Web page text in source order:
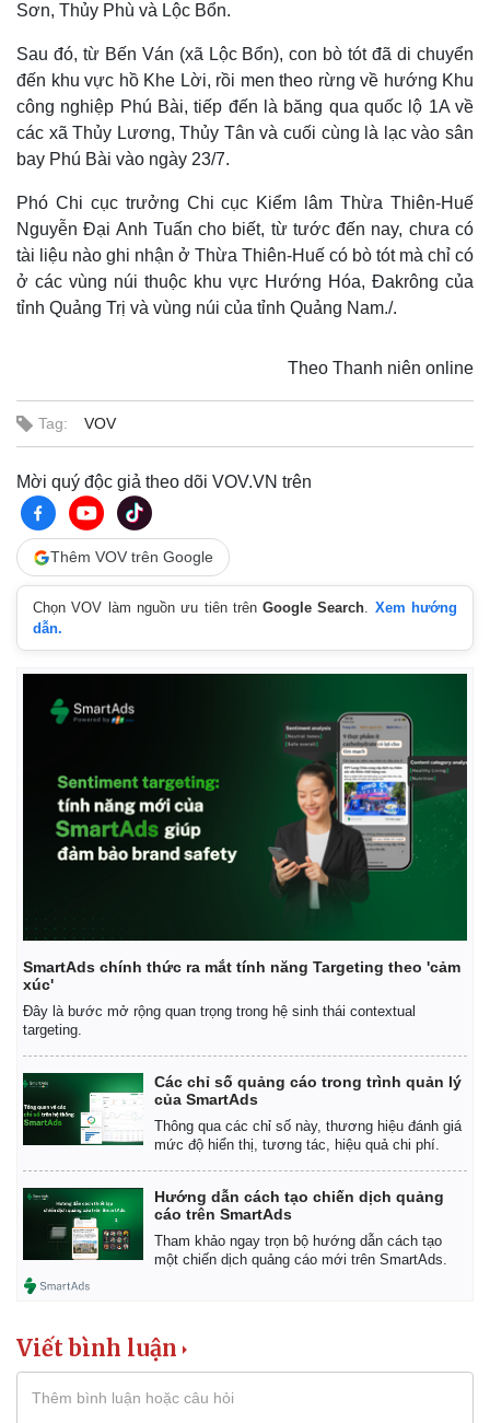
Kinh tế
Bất động sản
Thị trường
Giá vàng
Chứng khoán
Vụ án
Tin nóng
Sơn, Thủy Phù và Lộc Bổn.
Sau đó, từ Bến Ván (xã Lộc Bổn), con bò tót đã di chuyển
đến khu vực hồ Khe Lời, rồi men theo rừng về hướng Khu
công nghiệp Phú Bài, tiếp đến là băng qua quốc lộ 1A về
các xã Thủy Lương, Thủy Tân và cuối cùng là lạc vào sân
bay Phú Bài vào ngày 23/7.
Phó Chi cục trưởng Chi cục Kiểm lâm Thừa Thiên-Huế
Nguyễn Đại Anh Tuấn cho biết, từ tước đến nay, chưa có
tài liệu nào ghi nhận ở Thừa Thiên-Huế có bò tót mà chỉ có
ở các vùng núi thuộc khu vực Hướng Hóa, Đakrông của
tỉnh Quảng Trị và vùng núi của tỉnh Quảng Nam./.
Theo Thanh niên online
Tag: VOV
Mời quý độc giả theo dõi VOV.VN trên
Thêm VOV trên Google
Chọn VOV làm nguồn ưu tiên trênGoogle Search. Xem hướng
dẫn.
SmartAds chính thức ra mắt tính năng Targeting theo 'cảm
xúc'
Đây là bước mở rộng quan trọng trong hệ sinh thái contextual
targeting.
Các chỉ số quảng cáo trong trình quản lý
của SmartAds
Thông qua các chỉ số này, thương hiệu đánh giá
mức độ hiển thị, tương tác, hiệu quả chi phí.
Hướng dẫn cách tạo chiến dịch quảng
cáo trên SmartAds
Tham khảo ngay trọn bộ hướng dẫn cách tạo
một chiến dịch quảng cáo mới trên SmartAds.
Viết bình luận